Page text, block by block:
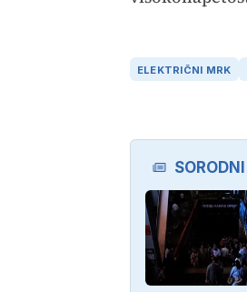
ELEKTRIČNI MRK